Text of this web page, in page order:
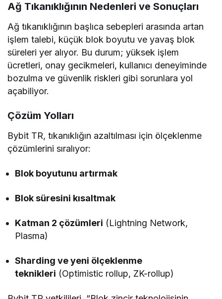
Ağ Tıkanıklığının Nedenleri ve Sonuçları
Ağ tıkanıklığının başlıca sebepleri arasında artan
işlem talebi, küçük blok boyutu ve yavaş blok
süreleri yer alıyor. Bu durum; yüksek işlem
ücretleri, onay gecikmeleri, kullanıcı deneyiminde
bozulma ve güvenlik riskleri gibi sorunlara yol
açabiliyor.
Çözüm Yolları
Bybit TR, tıkanıklığın azaltılması için ölçeklenme
çözümlerini sıralıyor:
Blok boyutunu artırmak
Blok süresini kısaltmak
Katman 2 çözümleri (Lightning Network,
Plasma)
Sharding ve yeni ölçeklenme
teknikleri (Optimistic rollup, ZK-rollup)